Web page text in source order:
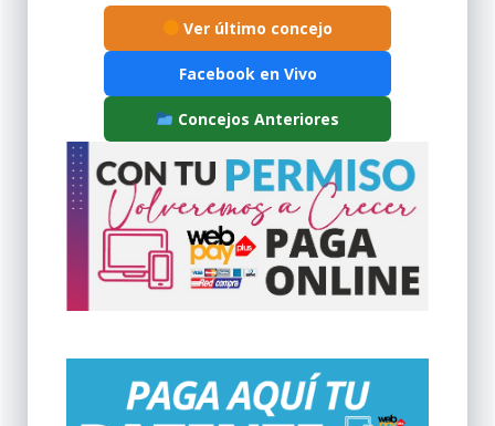
Ver último concejo
Facebook en Vivo
Concejos Anteriores